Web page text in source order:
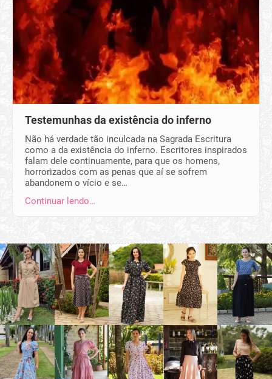
Testemunhas da existência do inferno
Não há verdade tão inculcada na Sagrada Escritura
como a da existência do inferno. Escritores inspirados
falam dele continuamente, para que os homens,
horrorizados com as penas que aí se sofrem
abandonem o vício e se…
Continuar lendo…